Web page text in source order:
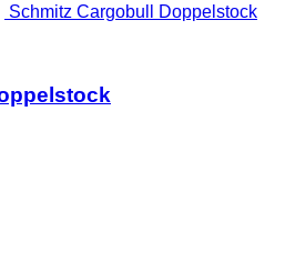
Schmitz Cargobull Doppelstock